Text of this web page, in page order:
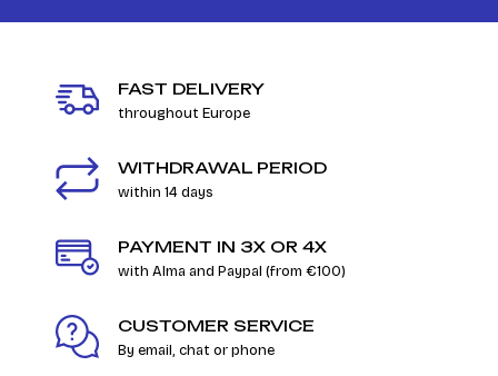
FAST DELIVERY
throughout Europe
WITHDRAWAL PERIOD
within 14 days
PAYMENT IN 3X OR 4X
with Alma and Paypal (from €100)
CUSTOMER SERVICE
By email, chat or phone